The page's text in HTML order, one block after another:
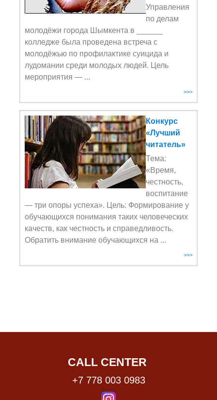
Управления
по делам
молодёжи города Шымкента в ______
колледже была проведена встреча с
молодёжью по профилактике суицида и
лудомании среди молодых людей. Цель
мероприятия — ...
>>>
Конкурс
«Лучший
читатель»
Тема:
«Время,
честность,
воспитание
— три опоры успеха». Цель: Формирование у
обучающихся понимания таких человеческих
качеств, как честность и справедливость.
Обратить внимание обучающихся на ...
>>>
CALL CENTER
+7 778 003 0983